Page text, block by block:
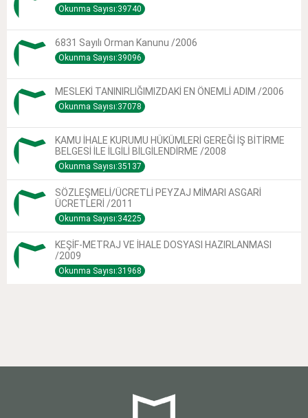
Okunma Sayısı:39740
6831 Sayılı Orman Kanunu /2006
Okunma Sayısı:39096
MESLEKİ TANINIRLIĞIMIZDAKİ EN ÖNEMLİ ADIM /2006
Okunma Sayısı:37078
KAMU İHALE KURUMU HÜKÜMLERİ GEREĞİ İŞ BİTİRME
BELGESİ İLE İLGİLİ BİLGİLENDİRME /2008
Okunma Sayısı:35137
SÖZLEŞMELİ/ÜCRETLİ PEYZAJ MİMARI ASGARİ
ÜCRETLERİ /2011
Okunma Sayısı:34225
KEŞİF-METRAJ VE İHALE DOSYASI HAZIRLANMASI
/2009
Okunma Sayısı:31968